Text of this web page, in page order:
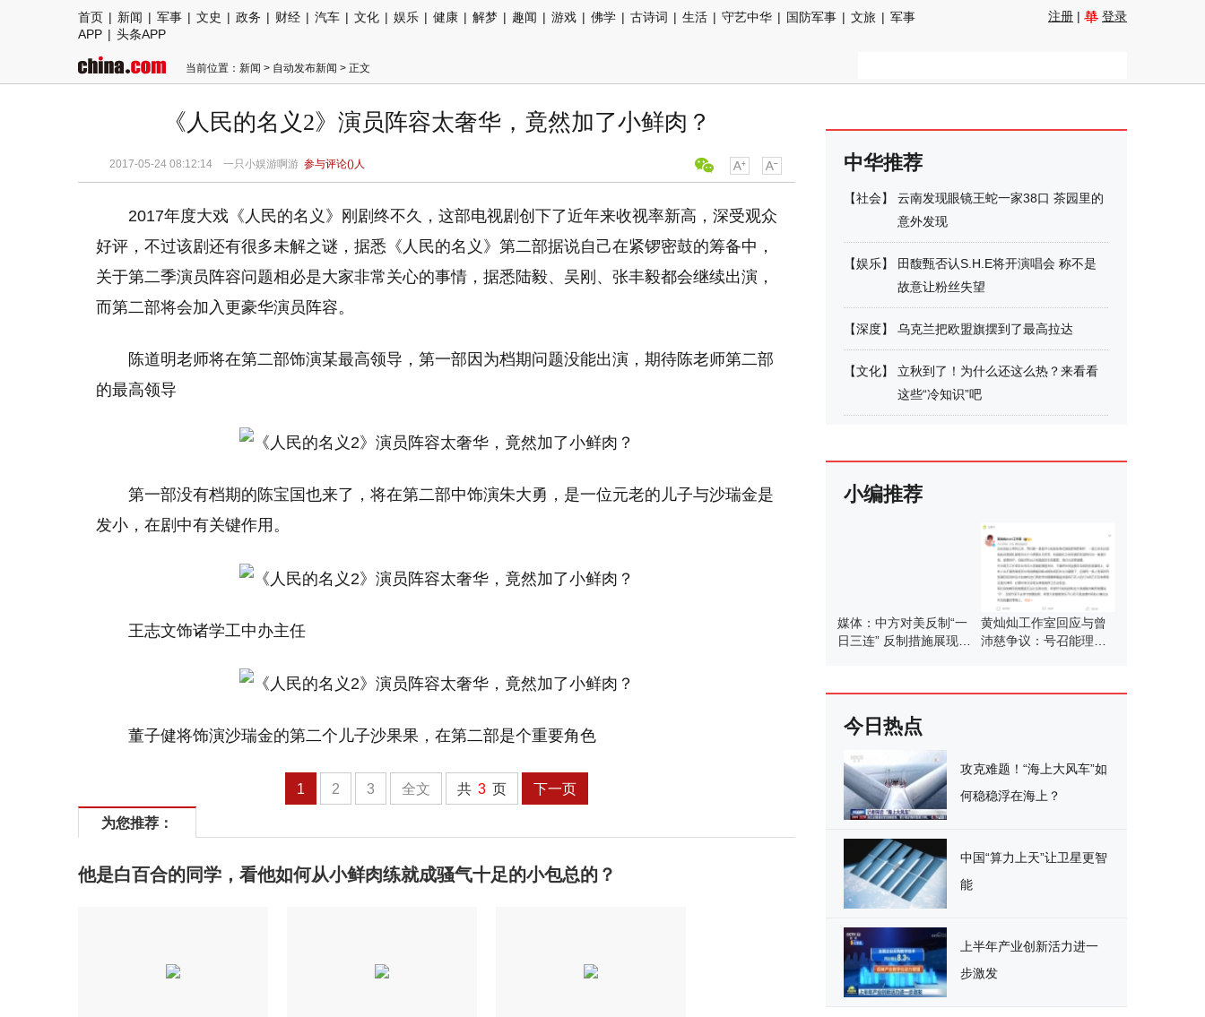
首页 | 新闻 | 军事 | 文史 | 政务 | 财经 | 汽车 | 文化 | 娱乐 | 健康 | 解梦 | 趣闻 | 游戏 | 佛学 | 古诗词 | 生活 | 守艺中华 | 国防军事 | 文旅 | 军事
APP | 头条APP
注册 | 登录
当前位置： 新闻 > 自动发布新闻 > 正文
《人民的名义2》演员阵容太奢华，竟然加了小鲜肉？
2017-05-24 08:12:14 一只小娱游啊游 参与评论()人
2017年度大戏《人民的名义》刚剧终不久，这部电视剧创下了近年来收视率新高，深受观众
好评，不过该剧还有很多未解之谜，据悉《人民的名义》第二部据说自己在紧锣密鼓的筹备中，
关于第二季演员阵容问题相必是大家非常关心的事情，据悉陆毅、吴刚、张丰毅都会继续出演，
而第二部将会加入更豪华演员阵容。
陈道明老师将在第二部饰演某最高领导，第一部因为档期问题没能出演，期待陈老师第二部
的最高领导
第一部没有档期的陈宝国也来了，将在第二部中饰演朱大勇，是一位元老的儿子与沙瑞金是
发小，在剧中有关键作用。
王志文饰诸学工中办主任
董子健将饰演沙瑞金的第二个儿子沙果果，在第二部是个重要角色
1 2 3 全文 共 3 页 下一页
为您推荐：
他是白百合的同学，看他如何从小鲜肉练就成骚气十足的小包总的？
中华推荐
【社会】
云南发现眼镜王蛇一家38口 茶园里的
意外发现
【娱乐】
田馥甄否认S.H.E将开演唱会 称不是
故意让粉丝失望
【深度】 乌克兰把欧盟旗摆到了最高拉达
【文化】
立秋到了！为什么还这么热？来看看
这些“冷知识”吧
小编推荐
媒体：中方对美反制“一
日三连” 反制措施展现决
黄灿灿工作室回应与曾
沛慈争议：号召能理智
今日热点
攻克难题！“海上大风车”如
何稳稳浮在海上？
中国“算力上天”让卫星更智
能
上半年产业创新活力进一
步激发